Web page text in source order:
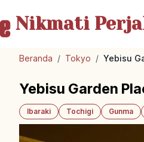
Nikmati
Beranda / Tokyo / Yebisu
Yebisu Garden
Ibaraki Tochigi Gunma